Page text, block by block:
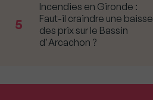
5
Incendies en Gironde :
Faut-il craindre une baisse
des prix sur le Bassin
d'Arcachon ?